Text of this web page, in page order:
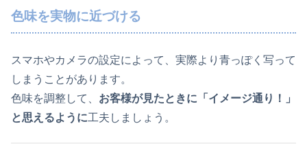
色味を実物に近づける
スマホやカメラの設定によって、実際より青っぽく写って
しまうことがあります。
色味を調整して、 お客様が見たときに「イメージ通り！」
と思えるように工夫しましょう。